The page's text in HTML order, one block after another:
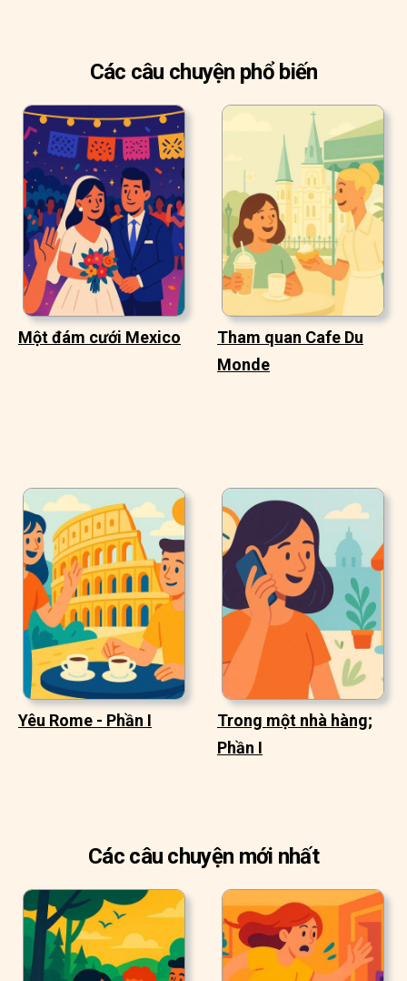
Các câu chuyện phổ biến
Một đám cưới Mexico
Tham quan Cafe Du
Monde
Yêu Rome - Phần I
Trong một nhà hàng;
Phần I
Các câu chuyện mới nhất